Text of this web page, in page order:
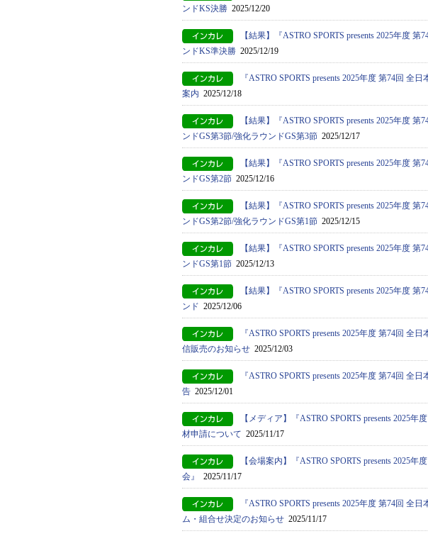
ンドKS決勝 2025/12/20
【結果】『ASTRO SPORTS presents 2025年度
ンドKS準決勝 2025/12/19
『ASTRO SPORTS presents 2025年度 第74回
案内 2025/12/18
【結果】『ASTRO SPORTS presents 2025年度
ンドGS第3節/強化ラウンドGS第3節 2025/12/17
【結果】『ASTRO SPORTS presents 2025年度
ンドGS第2節 2025/12/16
【結果】『ASTRO SPORTS presents 2025年度
ンドGS第2節/強化ラウンドGS第1節 2025/12/15
【結果】『ASTRO SPORTS presents 2025年度
ンドGS第1節 2025/12/13
【結果】『ASTRO SPORTS presents 2025年度
ンド 2025/12/06
『ASTRO SPORTS presents 2025年度 第74回
信販売のお知らせ 2025/12/03
『ASTRO SPORTS presents 2025年度 第74回
告 2025/12/01
【メディア】『ASTRO SPORTS presents 2025
材申請について 2025/11/17
【会場案内】『ASTRO SPORTS presents 2025
会』
2025/11/17
『ASTRO SPORTS presents 2025年度 第74回
ム・組合せ決定のお知らせ 2025/11/17